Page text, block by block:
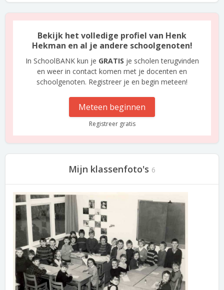
Bekijk het volledige profiel van Henk
Hekman en al je andere schoolgenoten!
In SchoolBANK kun je GRATIS je scholen terugvinden
en weer in contact komen met je docenten en
schoolgenoten. Registreer je en begin meteen!
Meteen beginnen
Registreer gratis
Mijn klassenfoto's 6